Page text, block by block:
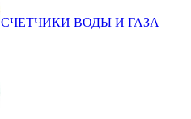
СЧЕТЧИКИ ВОДЫ И ГАЗА